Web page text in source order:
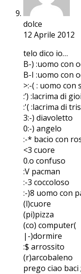
dolce
12 Aprile 2012
telo dico io…
B-) :uomo con
B-I :uomo con
>:-( : uomo con
:’) :lacrima di
:'( :lacrima di
3:-) diavoletto
0:-) angelo
:-* bacio con
<3 cuore
0.o confuso
:V pacman
:-3 coccoloso
:-)8 uomo con
(l)cuore
(pi)pizza
(co) computer(
|-)dormire
:$ arrossito
(r)arcobaleno
prego ciao baci